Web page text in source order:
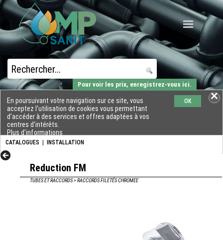
CATALOGUES INSTALLATION
En poursuivant votre navigation sur ce site, vous
acceptez l'utilisation de cookies vous permettant
d'accéder à des services et offres adaptées à vos
centres d'intérêts.
Plus d'informations
OK
Pour voir les prix, enregistrez-vous ici.